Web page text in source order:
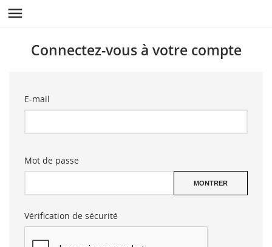

Connectez-vous à votre compte
E-mail
Mot de passe
MONTRER
Vérification de sécurité